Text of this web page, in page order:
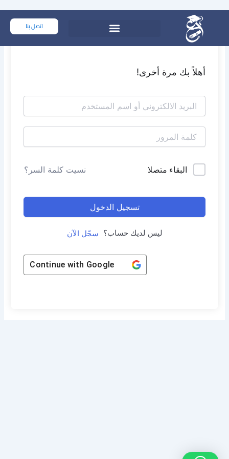
المحتوى
اتصل بنا
أهلاً بك مرة أخرى!
البقاء متصلا نسيت كلمة السر؟
تسجيل الدخول
ليس لديك حساب؟ سجّل الآن
Continue with Google